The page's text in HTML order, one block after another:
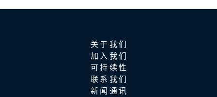
关于我们
加入我们
可持续性
联系我们
新闻通讯